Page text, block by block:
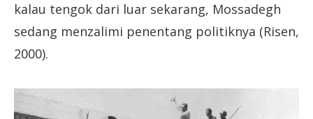
kalau tengok dari luar sekarang, Mossadegh
sedang menzalimi penentang politiknya (Risen,
2000).